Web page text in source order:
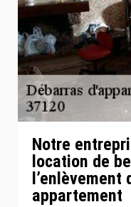
Notre
location de
l’enlèvement
appartement